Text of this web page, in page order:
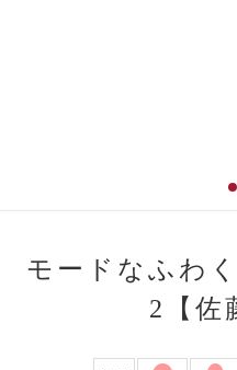
モードなふわ
2【佐